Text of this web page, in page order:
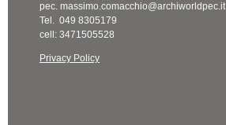
pec. massimo.comacchio@archiworldpec.it
Tel. 049 8305179
cell: 3471505528
Privacy Policy